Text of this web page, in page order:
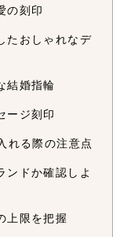
の刻印
たおしゃれなデ
結婚指輪
ージ刻印
れる際の注意点
ドか確認しよ
上限を把握